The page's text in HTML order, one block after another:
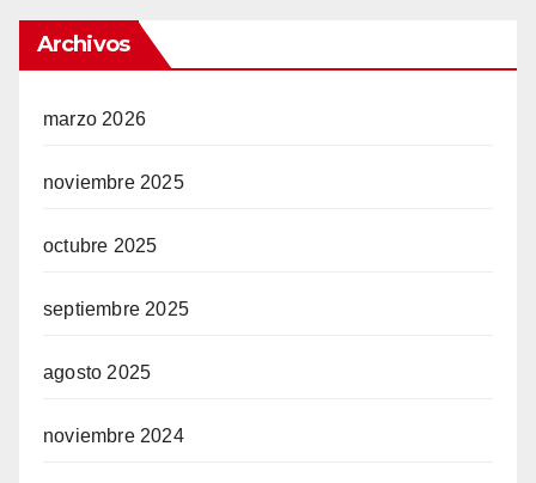
Archivos
marzo 2026
noviembre 2025
octubre 2025
septiembre 2025
agosto 2025
noviembre 2024